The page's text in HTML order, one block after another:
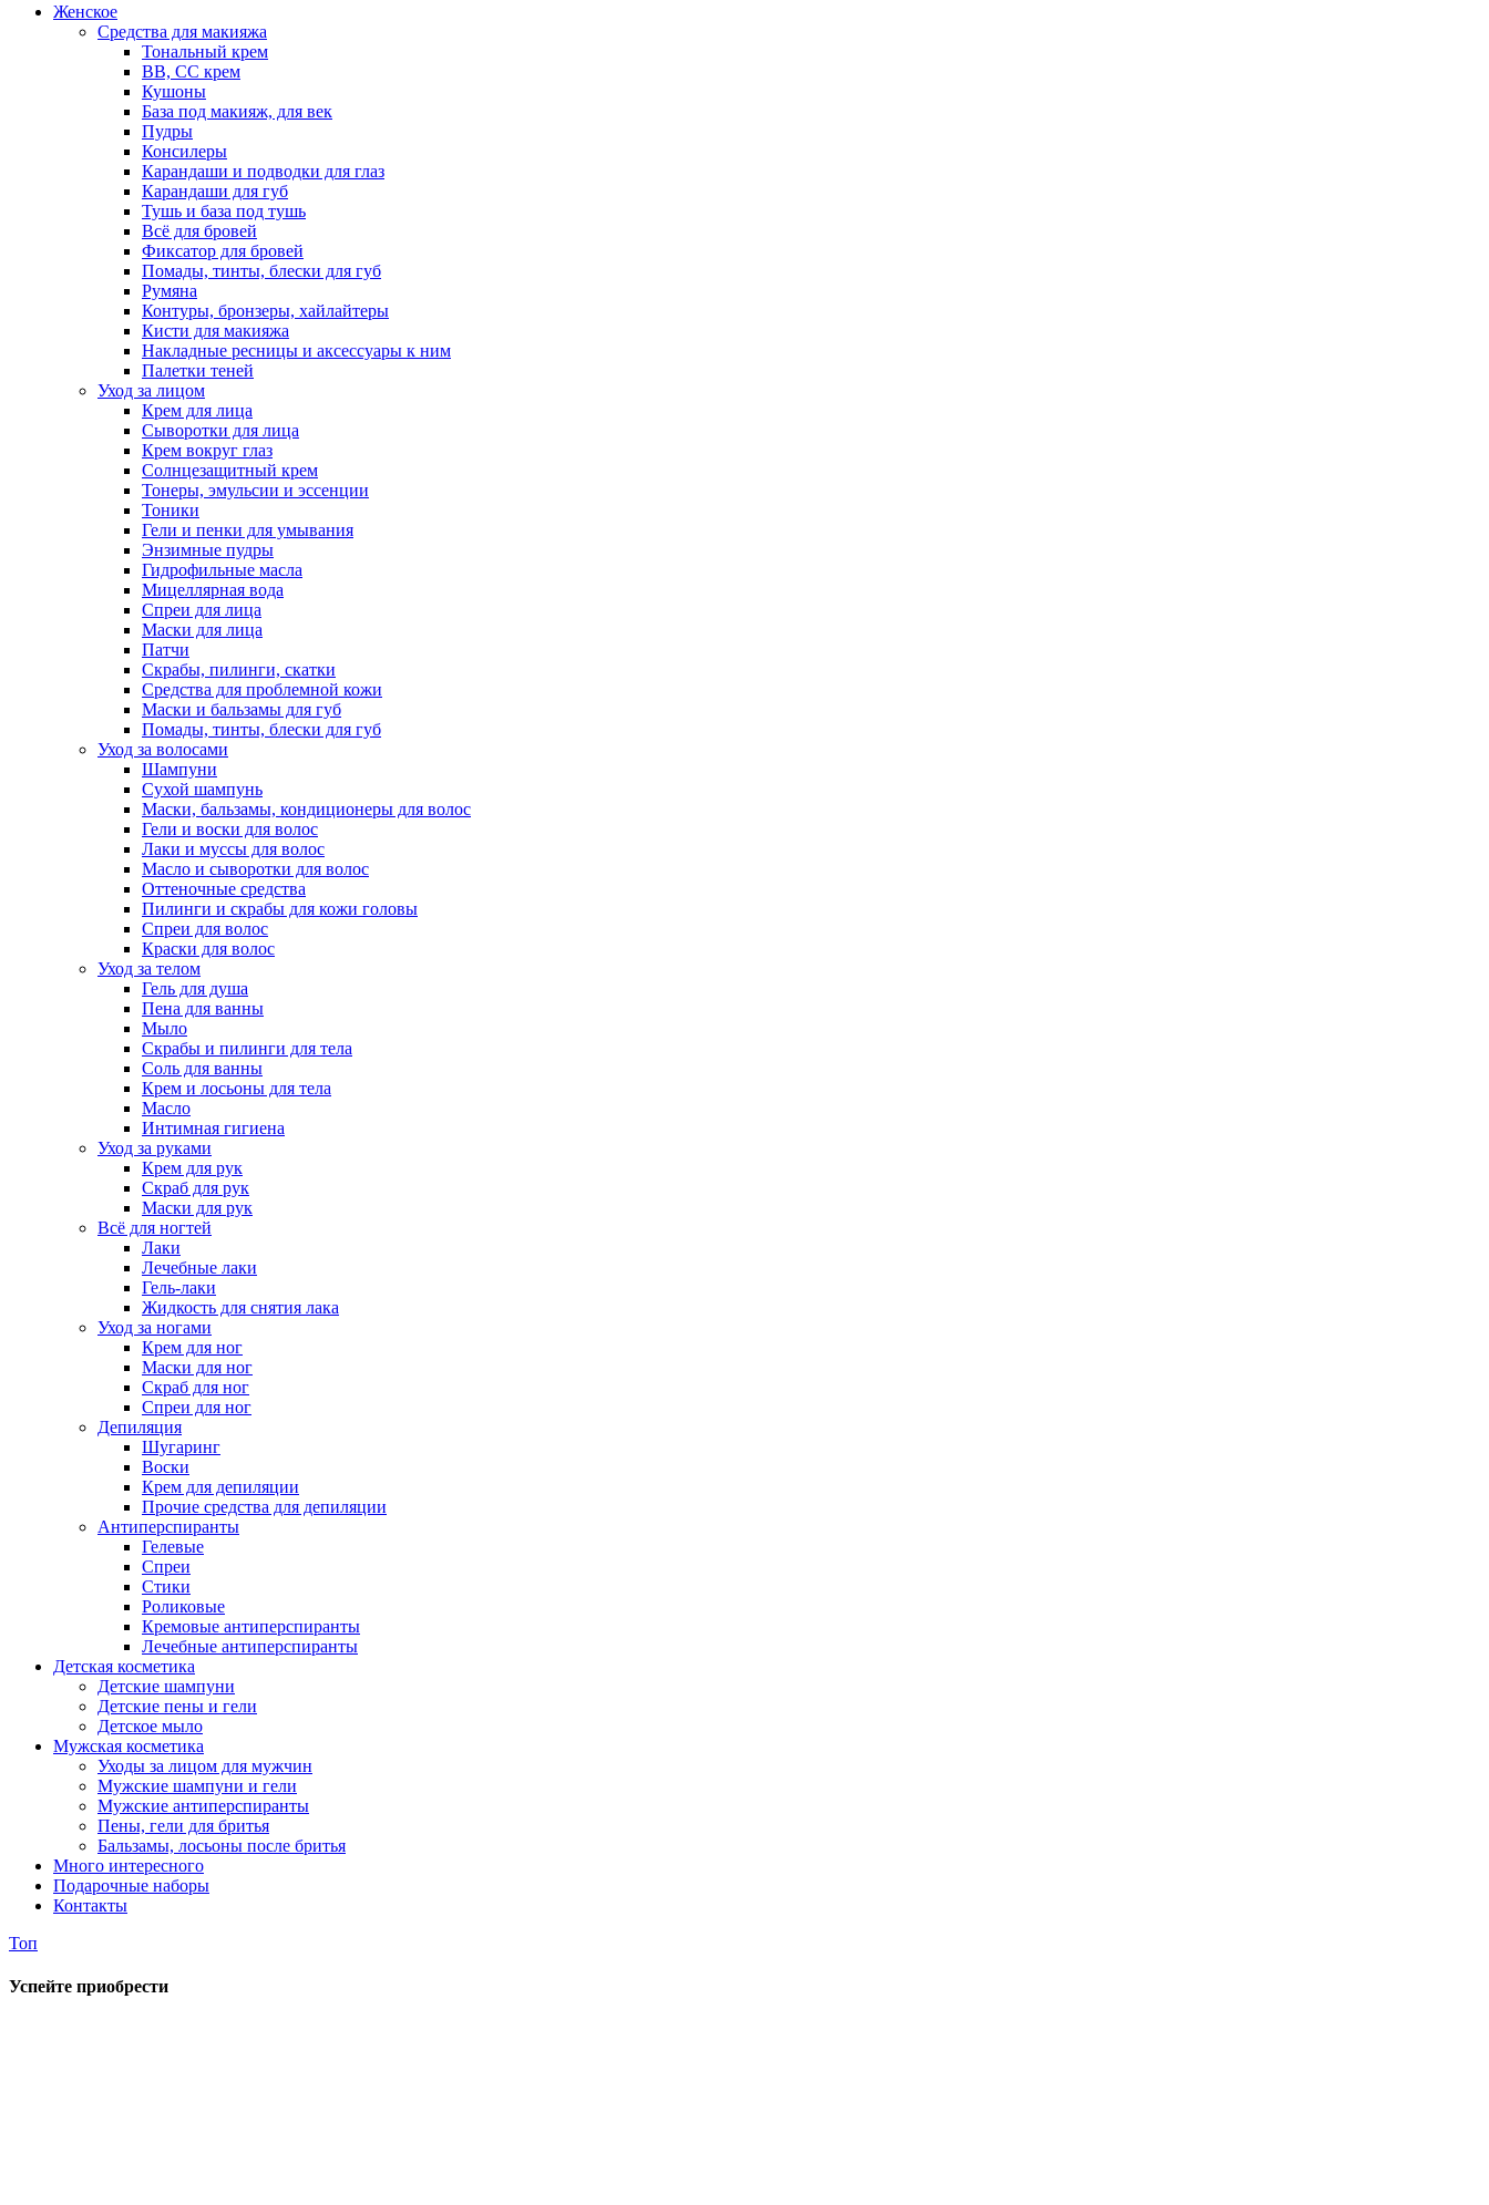
Женское
Средства для макияжа
Тональный крем
BB, CC крем
Кушоны
База под макияж, для век
Пудры
Консилеры
Карандаши и подводки для глаз
Карандаши для губ
Тушь и база под тушь
Всё для бровей
Фиксатор для бровей
Помады, тинты, блески для губ
Румяна
Контуры, бронзеры, хайлайтеры
Кисти для макияжа
Накладные ресницы и аксессуары к ним
Палетки теней
Уход за лицом
Крем для лица
Сыворотки для лица
Крем вокруг глаз
Солнцезащитный крем
Тонеры, эмульсии и эссенции
Тоники
Гели и пенки для умывания
Энзимные пудры
Гидрофильные масла
Мицеллярная вода
Спреи для лица
Маски для лица
Патчи
Скрабы, пилинги, скатки
Средства для проблемной кожи
Маски и бальзамы для губ
Помады, тинты, блески для губ
Уход за волосами
Шампуни
Сухой шампунь
Маски, бальзамы, кондиционеры для волос
Гели и воски для волос
Лаки и муссы для волос
Масло и сыворотки для волос
Оттеночные средства
Пилинги и скрабы для кожи головы
Спреи для волос
Краски для волос
Уход за телом
Гель для душа
Пена для ванны
Мыло
Скрабы и пилинги для тела
Соль для ванны
Крем и лосьоны для тела
Масло
Интимная гигиена
Уход за руками
Крем для рук
Скраб для рук
Маски для рук
Всё для ногтей
Лаки
Лечебные лаки
Гель-лаки
Жидкость для снятия лака
Уход за ногами
Крем для ног
Маски для ног
Скраб для ног
Спреи для ног
Депиляция
Шугаринг
Воски
Крем для депиляции
Прочие средства для депиляции
Антиперспиранты
Гелевые
Спреи
Стики
Роликовые
Кремовые антиперспиранты
Лечебные антиперспиранты
Детская косметика
Детские шампуни
Детские пены и гели
Детское мыло
Мужская косметика
Уходы за лицом для мужчин
Мужские шампуни и гели
Мужские антиперспиранты
Пены, гели для бритья
Бальзамы, лосьоны после бритья
Много интересного
Подарочные наборы
Контакты
Топ
Успейте приобрести